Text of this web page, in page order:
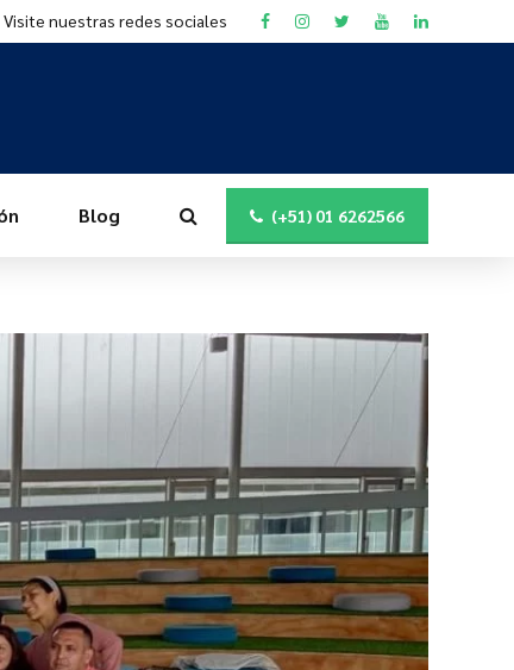
Visite nuestras redes sociales
(+51) 01 6262566
Blog